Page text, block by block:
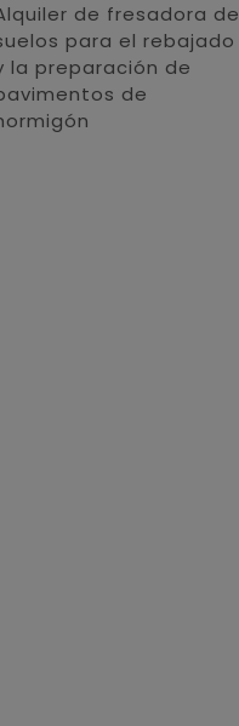
de fresadora de
para el rebajado
la preparación de
de